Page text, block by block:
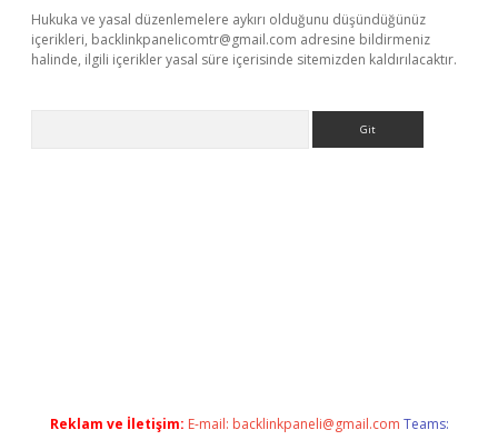
Hukuka ve yasal düzenlemelere aykırı olduğunu düşündüğünüz
içerikleri, backlinkpanelicomtr@gmail.com adresine bildirmeniz
halinde, ilgili içerikler yasal süre içerisinde sitemizden kaldırılacaktır.
Reklam ve İletişim: E-mail: backlinkpaneli@gmail.com Teams: